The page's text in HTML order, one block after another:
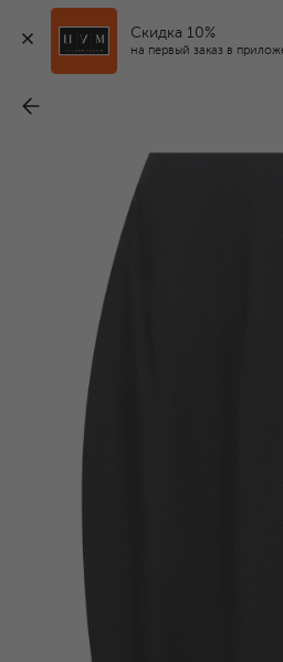
Скидка 10%
на первый заказ в